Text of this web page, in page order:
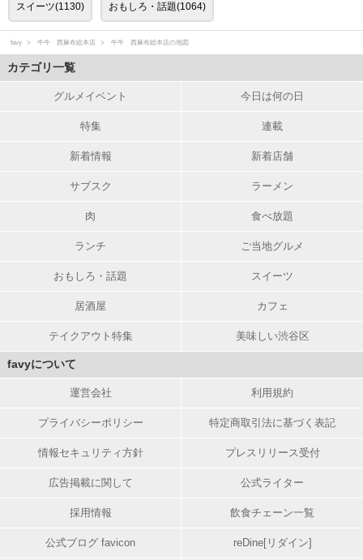
スイーツ(1130) おもしろ・話題(1064)
favy 牛牛 西麻布総本店 牛牛 西麻布総本店の地図
カテゴリ一覧
グルメイベント 今日は何の日
特集 連載
新着情報 新着店舗
サブスク ラーメン
肉 食べ放題
ランチ ご当地グルメ
おもしろ・話題 スイーツ
居酒屋 カフェ
テイクアウト特集 美味しい渋谷区
favyについて
運営会社 利用規約
プライバシーポリシー 特定商取引法に基づく表記
情報セキュリティ方針 プレスリリース受付
広告掲載に関して 公式ライター
採用情報 飲食チェーン一覧
公式ブログ favicon reDine[リダイン]